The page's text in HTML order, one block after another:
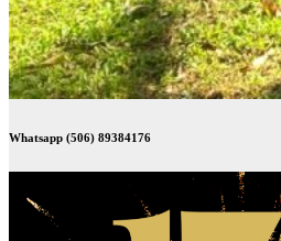
Whatsapp (506) 89384176